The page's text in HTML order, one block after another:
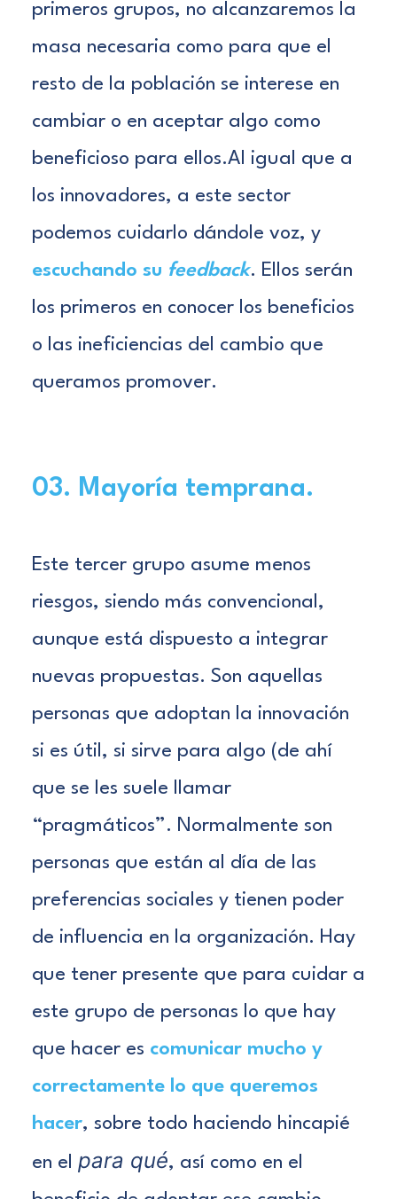
primeros grupos, no alcanzaremos la
masa necesaria como para que el
resto de la población se interese en
cambiar o en aceptar algo como
beneficioso para ellos.Al igual que a
los innovadores, a este sector
podemos cuidarlo dándole voz, y
escuchando su feedback. Ellos serán
los primeros en conocer los beneficios
o las ineficiencias del cambio que
queramos promover.
03. Mayoría temprana.
Este tercer grupo asume menos
riesgos, siendo más convencional,
aunque está dispuesto a integrar
nuevas propuestas. Son aquellas
personas que adoptan la innovación
si es útil, si sirve para algo (de ahí
que se les suele llamar
“pragmáticos”. Normalmente son
personas que están al día de las
preferencias sociales y tienen poder
de influencia en la organización. Hay
que tener presente que para cuidar a
este grupo de personas lo que hay
que hacer es comunicar mucho y
correctamente lo que queremos
hacer, sobre todo haciendo hincapié
en el para qué, así como en el